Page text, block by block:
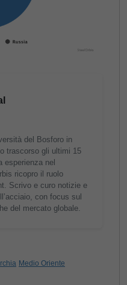
del Bosforo in
trascorso gli ultimi 15
esperienza nel
ricopro il ruolo
Scrivo e curo notizie e
con focus sul
del mercato globale.
Medio Oriente